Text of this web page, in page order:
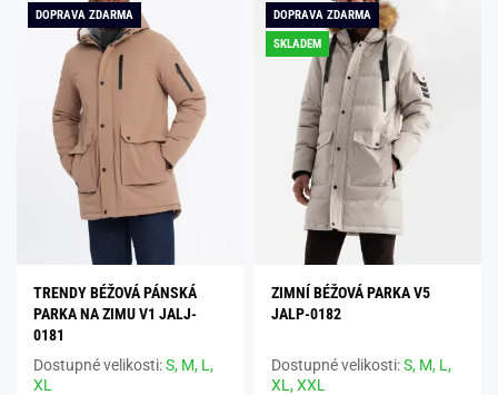
DOPRAVA ZDARMA
TRENDY BÉŽOVÁ PÁNSKÁ
PARKA NA ZIMU V1 JALJ-
0181
Dostupné velikosti:S, M, L,
XL
DOPRAVA ZDARMA
SKLADEM
ZIMNÍ BÉŽOVÁ PARKA V5
JALP-0182
Dostupné velikosti:S, M, L,
XL,XXL